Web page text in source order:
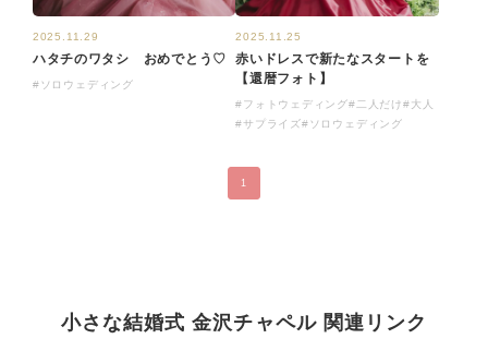
2025.11.29
ハタチのワタシ おめでとう♡
#ソロウェディング
2025.11.25
赤いドレスで新たなスタートを
【還暦フォト】
#フォトウェディング#二人だけ#大人
#サプライズ#ソロウェディング
1
小さな結婚式 金沢チャペル 関連リンク